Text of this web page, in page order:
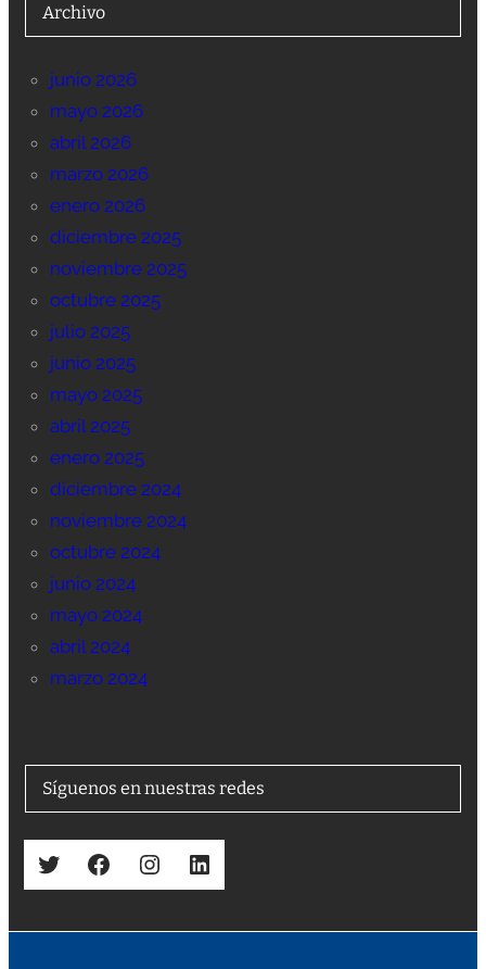
Archivo
junio 2026
mayo 2026
abril 2026
marzo 2026
enero 2026
diciembre 2025
noviembre 2025
octubre 2025
julio 2025
junio 2025
mayo 2025
abril 2025
enero 2025
diciembre 2024
noviembre 2024
octubre 2024
junio 2024
mayo 2024
abril 2024
marzo 2024
Síguenos en nuestras redes
Twitter Facebook Instagram LinkedIn